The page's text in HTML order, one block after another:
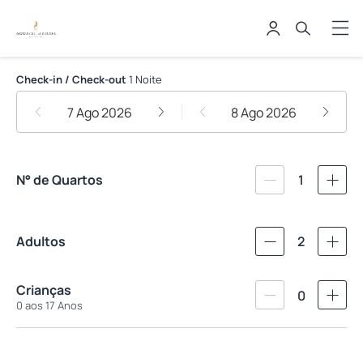
Arraial d'Ajuda Eco Resort
Check-in / Check-out 1 Noite
7 Ago 2026 8 Ago 2026
N° de Quartos 1
Adultos 2
Crianças
0 aos 17 Anos
0